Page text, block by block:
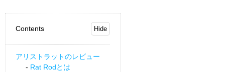
Contents
アリストラットのレビュー
Rat Rodとは